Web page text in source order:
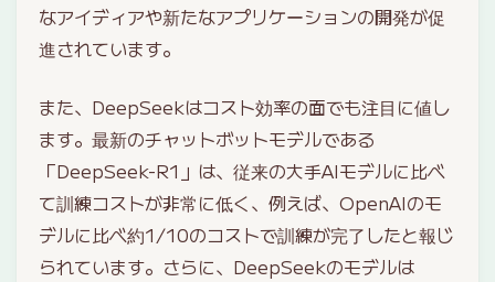
なアイディアや新たなアプリケーションの開発が促
進されています。
また、DeepSeekはコスト効率の面でも注目に値し
ます。最新のチャットボットモデルである
「DeepSeek-R1」は、従来の大手AIモデルに比べ
て訓練コストが非常に低く、例えば、OpenAIのモ
デルに比べ約1/10のコストで訓練が完了したと報じ
られています。さらに、DeepSeekのモデルは